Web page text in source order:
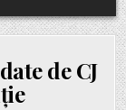
de CJ